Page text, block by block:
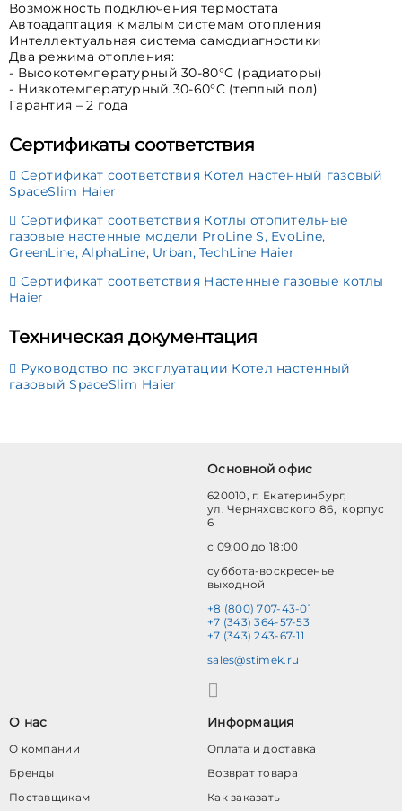
Возможность подключения термостата
Автоадаптация к малым системам отопления
Интеллектуальная система самодиагностики
Два режима отопления:
- Высокотемпературный 30-80°C (радиаторы)
- Низкотемпературный 30-60°C (теплый пол)
Гарантия – 2 года
Сертификаты соответствия
Сертификат соответствия Котел настенный газовый
SpaceSlim Haier
Сертификат соответствия Котлы отопительные
газовые настенные модели ProLine S, EvoLine,
GreenLine, AlphaLine, Urban, TechLine Haier
Сертификат соответствия Настенные газовые котлы
Haier
Техническая документация
Руководство по эксплуатации Котел настенный
газовый SpaceSlim Haier
Основной офис
620010, г. Екатеринбург,
ул. Черняховского 86, корпус
6
с 09:00 до 18:00
суббота-воскресенье
выходной
+8 (800) 707-43-01
+7 (343) 364-57-53
+7 (343) 243-67-11
sales@stimek.ru
О нас
О компании
Бренды
Поставщикам
Информация
Оплата и доставка
Возврат товара
Как заказать